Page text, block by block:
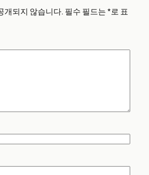
개되지 않습니다. 필수 필드는*로 표